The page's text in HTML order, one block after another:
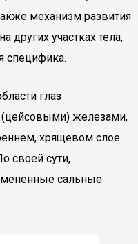
механизм развития
других участках тела,
специфика.
глаз
железами,
хрящевом слое
своей сути,
сальные